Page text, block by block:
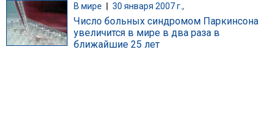
В мире 30 января 2007 г.,
Число больных синдромом Паркинсона
увеличится в мире в два раза в
ближайшие 25 лет